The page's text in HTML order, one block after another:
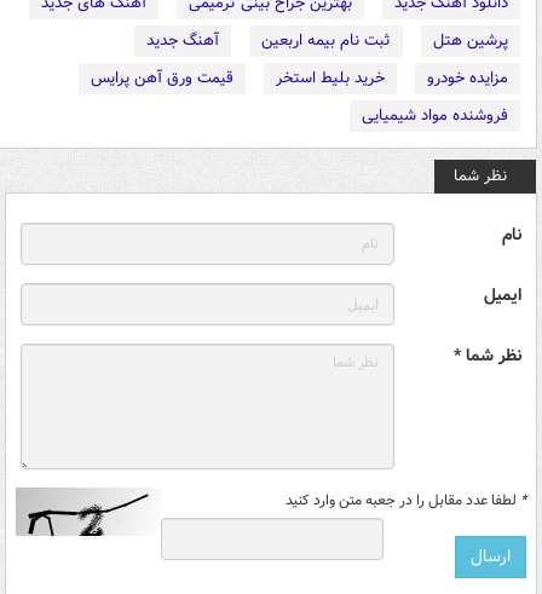
پرشین هتل
ثبت نام بیمه اربعین
آهنگ جدید
مزایده خودرو
خرید بلیط استخر
قیمت ورق آهن پرایس
فروشنده مواد شیمیایی
نظر شما
نام
ایمیل
نظر شما *
* لطفا عدد مقابل را در جعبه متن وارد کنید